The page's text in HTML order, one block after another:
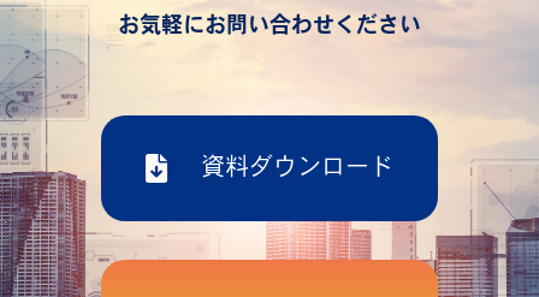
お気軽にお問い合わせください
資料ダウンロード